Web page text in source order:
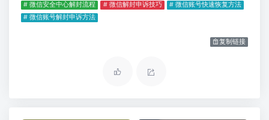
# 微信安全中心解封流程 # 微信解封申诉技巧
# 微信账号快速恢复方法
# 微信账号解封申诉方法
复制链接